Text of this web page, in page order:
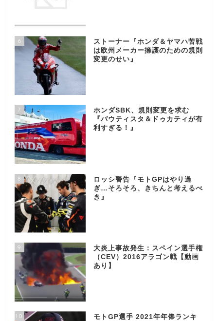
6
ストーナー『ホンダ＆ヤマハ苦戦
は欧州メーカー擁護のための規則
変更のせい』
7
ホンダSBK、規則変更を求む
『バウティスタ＆ドゥカティが有
利すぎる！』
8
ロッシ警告『モトGPはやり過
ぎ…そろそろ、きちんと考えるべ
き』
9
大炎上事故発生：スペイン選手権
（CEV）2016アラゴン戦【動画
あり】
10
モトGP選手 2021年年俸ランキ